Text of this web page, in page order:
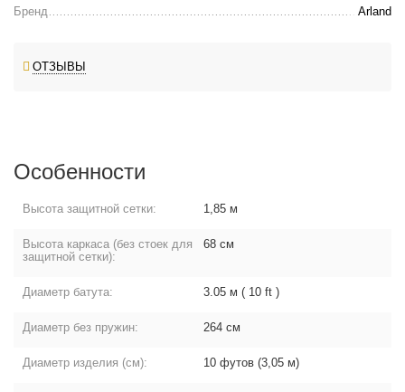
Бренд Arland
ОТЗЫВЫ
Особенности
Высота защитной сетки: 1,85 м
Высота каркаса (без стоек для
защитной сетки):
68 см
Диаметр батута: 3.05 м ( 10 ft )
Диаметр без пружин: 264 см
Диаметр изделия (см): 10 футов (3,05 м)